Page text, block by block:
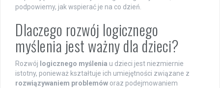
podpowiemy, jak wspierać je na co dzień.
Dlaczego rozwój logicznego
myślenia jest ważny dla dzieci?
Rozwój logicznego myślenia u dzieci jest niezmiernie
istotny, ponieważ kształtuje ich umiejętności związane z
rozwiązywaniem problemów oraz podejmowaniem